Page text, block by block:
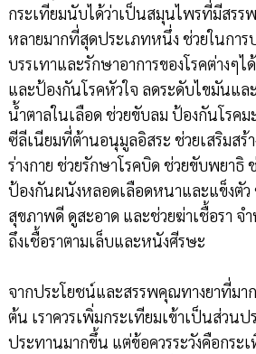
กระเทียมนับได้ว่าเป็นสมุนไพรที่มีสรร
หลายมากที่สุดประเภทหนึ่ง ช่วยในการ
บรรเทาและรักษาอาการของโรคต่างๆ
และป้องกันโรคหัวใจ ลดระดับไขมันแล
น้ำตาลในเลือด ช่วยขับลม ป้องกันโรคม
ซีลีเนียมที่ต้านอนุมูลอิสระ ช่วยเสริมสร้
ร่างกาย ช่วยรักษาโรคบิด ช่วยขับพยาธิ
ป้องกันผนังหลอดเลือดหนาและแข็งตัว
สุขภาพดี ดูสะอาด และช่วยฆ่าเชื้อรา จ
ถึงเชื้อราตามเล็บและหนังศีรษะ
จากประโยชน์และสรรพคุณทางยาที่มาก
ต้น เราควรเพิ่มกระเทียมเข้าเป็นส่วน
ประทานมากขึ้น แต่ข้อควรระวังคือกระ